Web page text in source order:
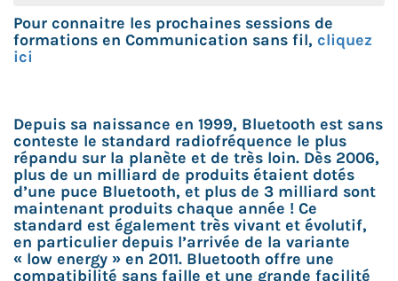
Pour connaitre les prochaines sessions de
formations en Communication sans fil, cliquez
ici
Depuis sa naissance en 1999, Bluetooth est sans
conteste le standard radiofréquence le plus
répandu sur la planète et de très loin. Dès 2006,
plus de un milliard de produits étaient dotés
d’une puce Bluetooth, et plus de 3 milliard sont
maintenant produits chaque année ! Ce
standard est également très vivant et évolutif,
en particulier depuis l’arrivée de la variante
« low energy » en 2011. Bluetooth offre une
compatibilité sans faille et une grande facilité